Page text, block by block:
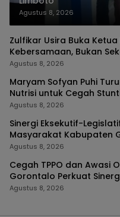
Agustus 8, 2026
Zulfikar Usira Buka Ketua
Kebersamaan, Bukan
Agustus 8, 2026
Maryam Sofyan Puhi
Nutrisi untuk Cegah
Agustus 8, 2026
Sinergi Eksekutif-
Masyarakat Kabupaten
Agustus 8, 2026
Cegah TPPO dan Awasi
Gorontalo Perkuat Sinergi
Agustus 8, 2026